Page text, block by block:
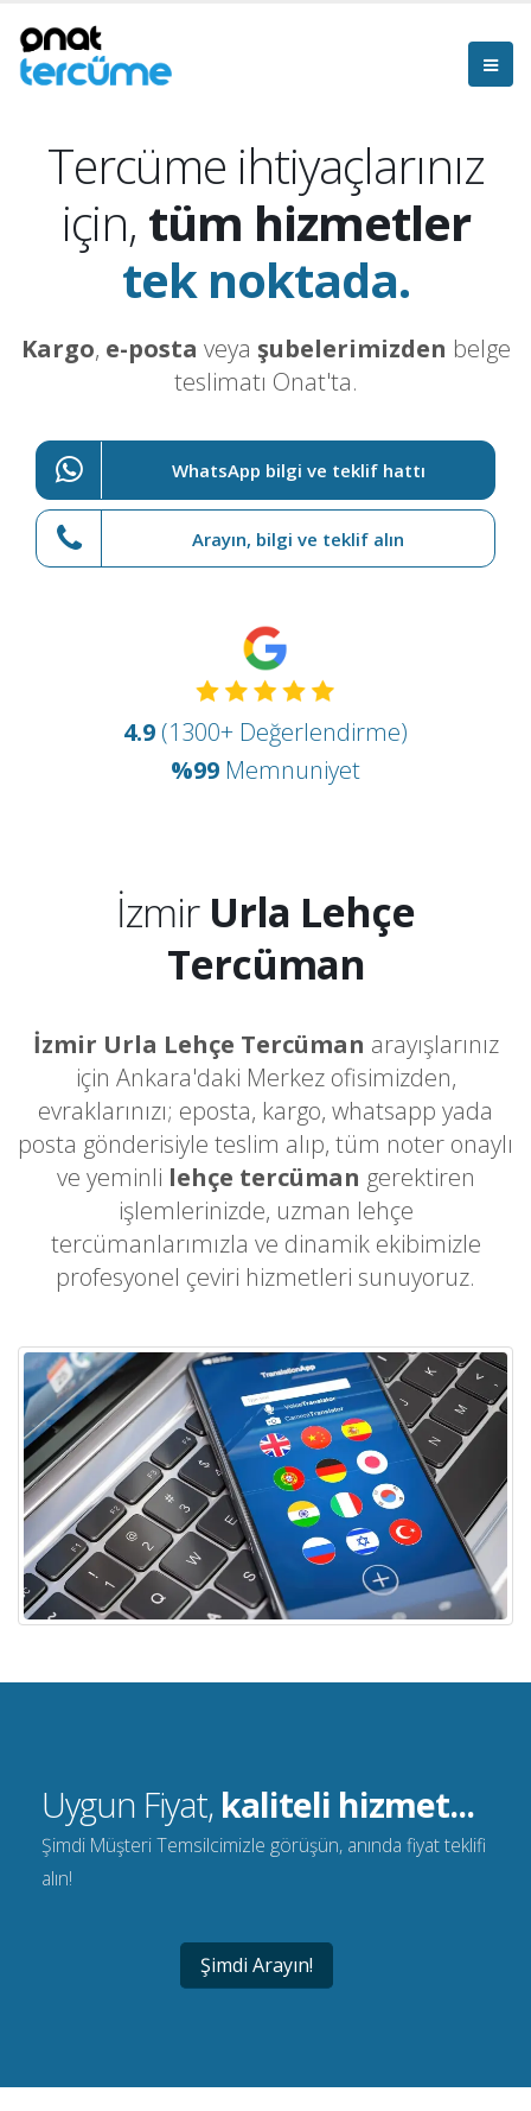
Tercüme ihtiyaçlarınız
için, tüm hizmetler
tek noktada.
Kargo, e-posta veya şubelerimizden belge
teslimatı Onat'ta.
WhatsApp bilgi ve teklif hattı
Arayın, bilgi ve teklif alın
4.9 (1300+ Değerlendirme)
%99 Memnuniyet
İzmir Urla Lehçe
Tercüman
İzmir Urla Lehçe Tercüman arayışlarınız
için Ankara'daki Merkez ofisimizden,
evraklarınızı; eposta, kargo, whatsapp yada
posta gönderisiyle teslim alıp, tüm noter onaylı
ve yeminli lehçe tercüman gerektiren
işlemlerinizde, uzman lehçe
tercümanlarımızla ve dinamik ekibimizle
profesyonel çeviri hizmetleri sunuyoruz.
Uygun Fiyat, kaliteli hizmet...
Şimdi Müşteri Temsilcimizle görüşün, anında fiyat teklifi
alın!
Şimdi Arayın!